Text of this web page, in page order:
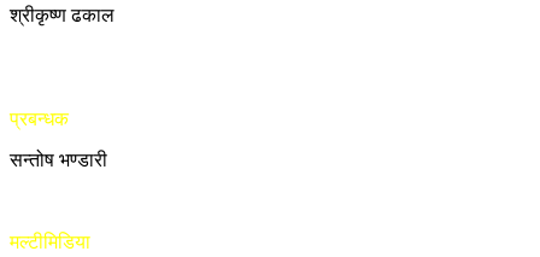
श्रीकृष्ण ढकाल
प्रबन्धक
सन्तोष भण्डारी
मल्टीमिडिया